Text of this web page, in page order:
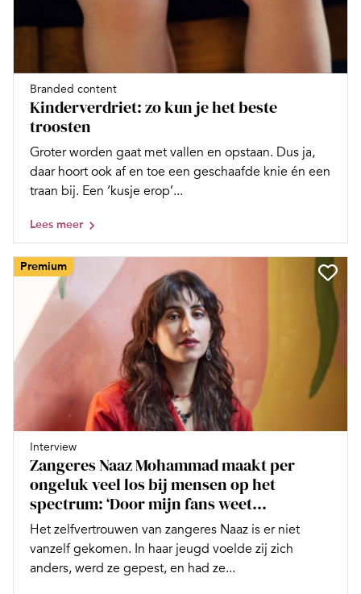
Branded content
Kinderverdriet: zo kun je het beste
troosten
Groter worden gaat met vallen en opstaan. Dus ja,
daar hoort ook af en toe een geschaafde knie én een
traan bij. Een ‘kusje erop’...
Lees meer
Premium
Interview
Zangeres Naaz Mohammad maakt per
ongeluk veel los bij mensen op het
spectrum: ‘Door mijn fans weet...
Het zelfvertrouwen van zangeres Naaz is er niet
vanzelf gekomen. In haar jeugd voelde zij zich
anders, werd ze gepest, en had ze...